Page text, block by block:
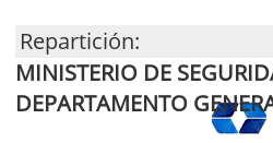
Repartición:
MINISTERIO DE
DEPARTAMENTO